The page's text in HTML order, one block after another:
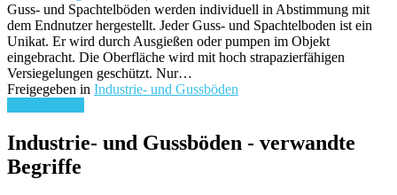
Guss- und Spachtelböden werden individuell in Abstimmung mit
dem Endnutzer hergestellt. Jeder Guss- und Spachtelboden ist ein
Unikat. Er wird durch Ausgießen oder pumpen im Objekt
eingebracht. Die Oberfläche wird mit hoch strapazierfähigen
Versiegelungen geschützt. Nur…
Freigegeben in Industrie- und Gussböden
Industrie- und Gussböden - verwandte
Begriffe